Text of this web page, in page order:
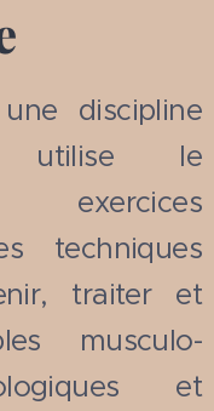
discipline
utilise le
exercices
techniques
traiter et
musculo-
et